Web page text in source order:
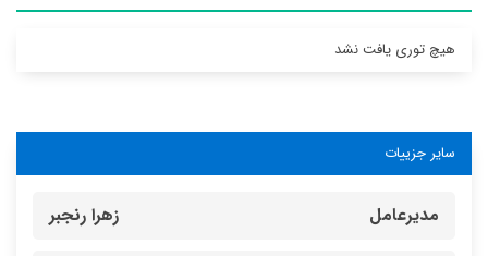
هیچ توری یافت نشد
سایر جزییات
مدیرعامل زهرا رنجبر